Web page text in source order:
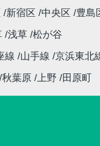
新宿区 中央区 豊島
浅草 松が谷
線 山手線 京浜東北
秋葉原 上野 田原町